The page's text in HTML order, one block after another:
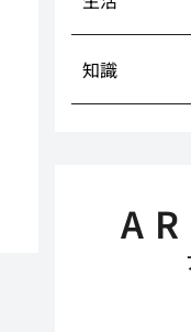
知識